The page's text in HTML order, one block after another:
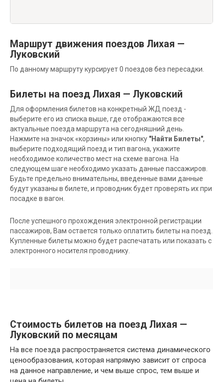
Маршрут движения поездов Лихая —
Луковский
По данному маршруту курсирует 0 поездов без пересадки.
Билеты на поезд Лихая — Луковский
Для оформления билетов на конкретный ЖД поезд -
выберите его из списка выше, где отображаются все
актуальные поезда маршрута на сегодняшний день.
Нажмите на значок «корзины» или кнопку "Найти Билеты",
выберите подходящий поезд и тип вагона, укажите
необходимое количество мест на схеме вагона. На
следующем шаге необходимо указать данные пассажиров.
Будьте предельно внимательны, введенные вами данные
будут указаны в билете, и проводник будет проверять их при
посадке в вагон.
После успешного прохождения электронной регистрации
пассажиров, Вам остается только оплатить билеты на поезд.
Купленные билеты можно будет распечатать или показать с
электронного носителя проводнику.
Стоимость билетов на поезд Лихая —
Луковский по месяцам
На все поезда распространяется система динамического
ценообразования, которая напрямую зависит от спроса
на данное направление, и чем выше спрос, тем выше и